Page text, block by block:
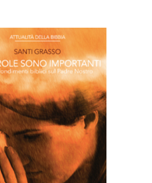
AGGIUNGI AL CARRELLO